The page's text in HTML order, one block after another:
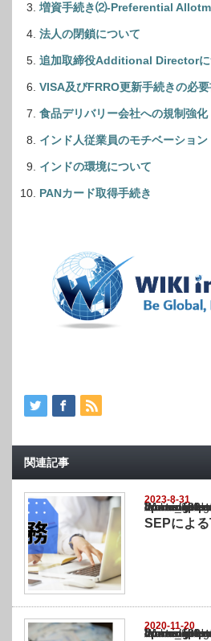
増資手続き⑵-Preferential
法人の閉鎖について
追加取締役Additional Directorに
VISA及びFRRO更新手続きの必
食品デリバリー会社への規制強化
インド人従業員のモチベーション
インドの環境について
PANカード取得手続き
関連記事
2023-8-31
Warning
: Undefined array key
/home/netst/kuno-
on line183
SEPによ
2020-11-20
Warning
: Undefined array key
/home/netst/kuno-
on line183